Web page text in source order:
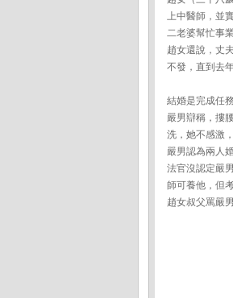
上中醫師，並
二老婆幫忙事
趙女還說，丈
不發，直到去
結婚是完成任務
嚴男辯稱，摟
洗，她不感激
嚴男認為兩人
法官沒認定嚴
師可養他，但
趙女叔父罵嚴